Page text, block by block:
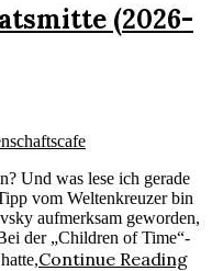
(2026-
Und was lese ich gerade
vom Weltenkreuzer bin
aufmerksam geworden,
der „Children of Time“-
Continue Reading